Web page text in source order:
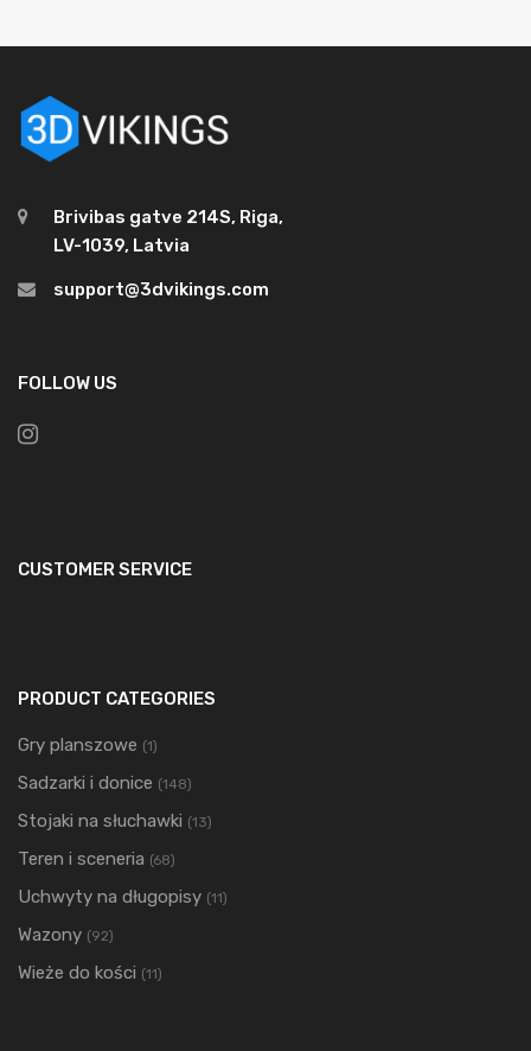
Brivibas gatve 214S, Riga,
LV-1039, Latvia
support@3dvikings.com
FOLLOW US
CUSTOMER SERVICE
PRODUCT CATEGORIES
Gry planszowe (1)
Sadzarki i donice (148)
Stojaki na słuchawki (13)
Teren i sceneria (68)
Uchwyty na długopisy (11)
Wazony (92)
Wieże do kości (11)